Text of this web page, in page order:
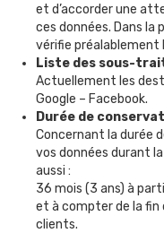
et d’accorder une
ces données. Dans
vérifie
Liste des sous-
Actuellement les
Google – Facebook.
Durée de
Concernant la durée
vos données durant
aussi :
36 mois (3 ans) à
et à compter de la fin
clients.